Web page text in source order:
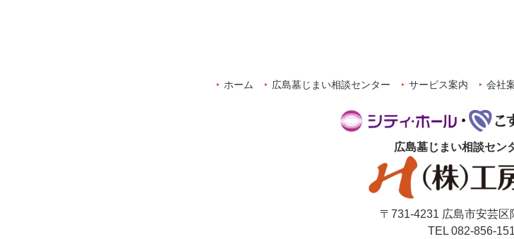
ホーム 広島墓じまい相談センター サービス案内 会社
広島墓じまい相談セン
〒731-4231 広島市安芸区
TEL 082-856-